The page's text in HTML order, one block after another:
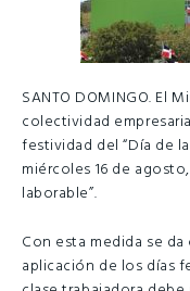
SANTO DOMINGO. El
colectividad
festividad del “Día de
miércoles 16 de
laborable”.
Con esta medida se da
aplicación de los días